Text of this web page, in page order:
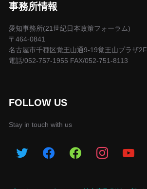
事務所情報
愛知事務所(21世紀日本政策フォーラム)
〒464-0841
名古屋市千種区覚王山通9-19覚王山プラザ2F
電話/052-757-1955 FAX/052-751-8113
FOLLOW US
Stay in touch with us